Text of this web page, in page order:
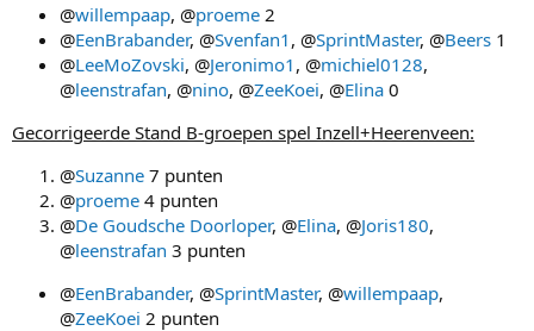
@willempaap, @proeme 2
@EenBrabander, @Svenfan1 , @SprintMaster, @Beers 1
@LeeMoZovski, @Jeronimo1 , @michiel0128,
@leenstrafan, @nino, @ZeeKoei, @Elina 0
Gecorrigeerde Stand B-groepen spel Inzell+Heerenveen:
@Suzanne 7 punten
@proeme 4 punten
@De Goudsche Doorloper, @Elina, @Joris180,
@leenstrafan 3 punten
@EenBrabander, @SprintMaster, @willempaap,
@ZeeKoei 2 punten